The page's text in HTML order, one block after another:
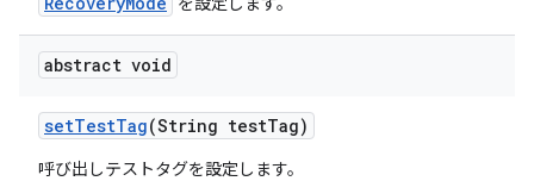
abstract void
setTestTag(String testTag)
呼び出しテストタグを設定します。